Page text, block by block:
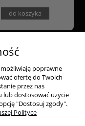
do koszyka
poprawne
ofertę do Twoich
przez nas
lub dostosować użycie
"Dostosuj zgody".
Polityce